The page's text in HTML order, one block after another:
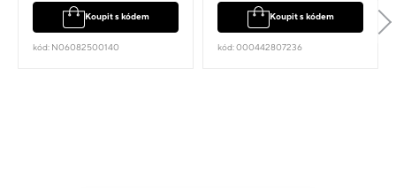
Koupit s kódem
kód: N06082500140
Koupit s kódem
kód: 000442807236